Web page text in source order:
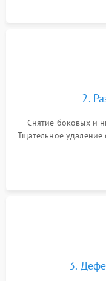
2.
Снятие боковых и
Тщательное удаление
очесов из зоны
кистей,
3.